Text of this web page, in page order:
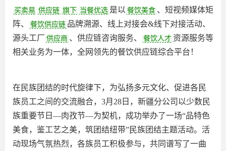
买卖易 供应链 旗下 当餐优选 是以 餐饮美食 、短视频媒体矩
阵、
餐饮供应链 品牌溯源、线上对接会&线下对接活动、
源头工厂 供应商 、供应链咨询服务、 餐饮人才 资源服务等
相关业务为一体，全网领先的餐饮供应链综合平台‌！
在民族团结的时代旋律下，为弘扬多元文化、促进各民
族员工之间的交流融合，3月28日，新疆分公司以少数民
族重要节日—肉孜节—为契机，成功举办了一场“品特色
美食，鉴工艺之美，筑团结纽带”民族团结主题活动。活
动现场气氛热烈，各族员工积极参与，共同谱写了一曲